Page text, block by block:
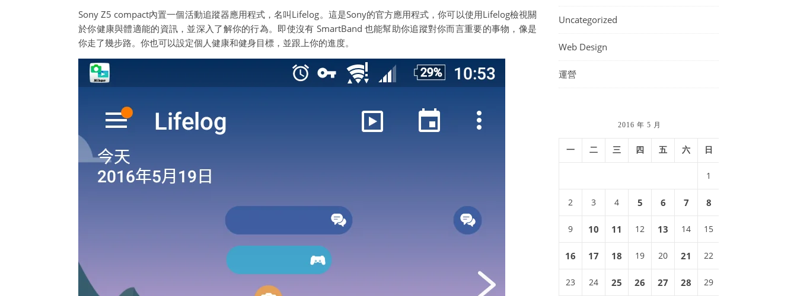
Sony Z5 compact內置一個活動追蹤器應用程式，名叫Lifelog。這是Sony的官方應用程式，你可以使用Lifelog檢視關
於你健康與體適能的資訊，並深入了解你的行為。即使沒有 SmartBand 也能幫助你追蹤對你而言重要的事物，像是
你走了幾步路。你也可以設定個人健康和健身目標，並跟上你的進度。
Uncategorized
Web Design
運營
2016 年 5 月
一 二 三 四 五 六 日
1
2 3 4 5 6 7 8
9 10 11 12 13 14 15
16 17 18 19 20 21 22
23 24 25 26 27 28 29